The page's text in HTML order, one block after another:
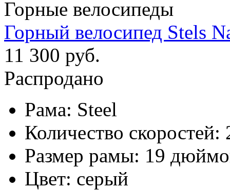
Горные велосипеды
Горный велосипед Stels
11 300 руб.
Распродано
Рама: Steel
Количество скоростей:
Размер рамы: 19
Цвет: серый